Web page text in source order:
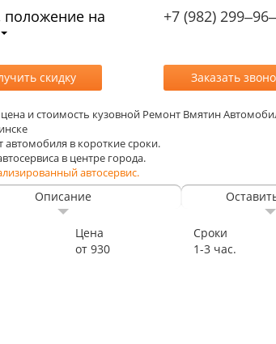
положение на
+7 (982)
и стоимость кузовной Ремонт Вмятин
автомобиля в короткие сроки.
в центре города.
автосервис.
Описание
Цена Сроки
от 930 1-3 час.